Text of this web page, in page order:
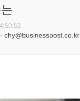
chy@businesspost.co.kr